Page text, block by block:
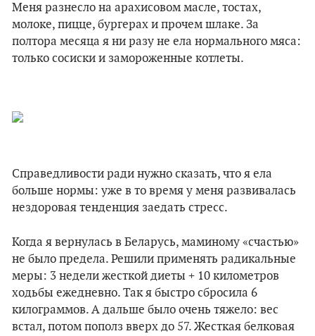
Меня разнесло на арахисовом масле, тостах,
молоке, пицце, бургерах и прочем шлаке. За
полтора месяца я ни разу не ела нормального мяса:
только сосиски и замороженные котлеты.
Справедливости ради нужно сказать, что я ела
больше нормы: уже в то время у меня развивалась
нездоровая тенденция заедать стресс.
Когда я вернулась в Беларусь, маминому «счастью»
не было предела. Решили применять радикальные
меры: 3 недели жесткой диеты + 10 километров
ходьбы ежедневно. Так я быстро сбросила 6
килограммов. А дальше было очень тяжело: вес
встал, потом пополз вверх до 57. Жесткая белковая